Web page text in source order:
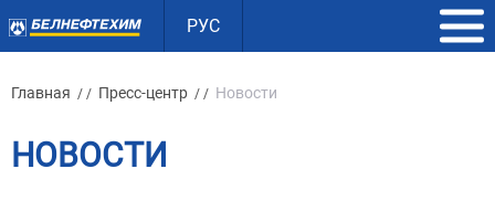
РУС
Главная / / Пресс-центр / / Новости
НОВОСТИ